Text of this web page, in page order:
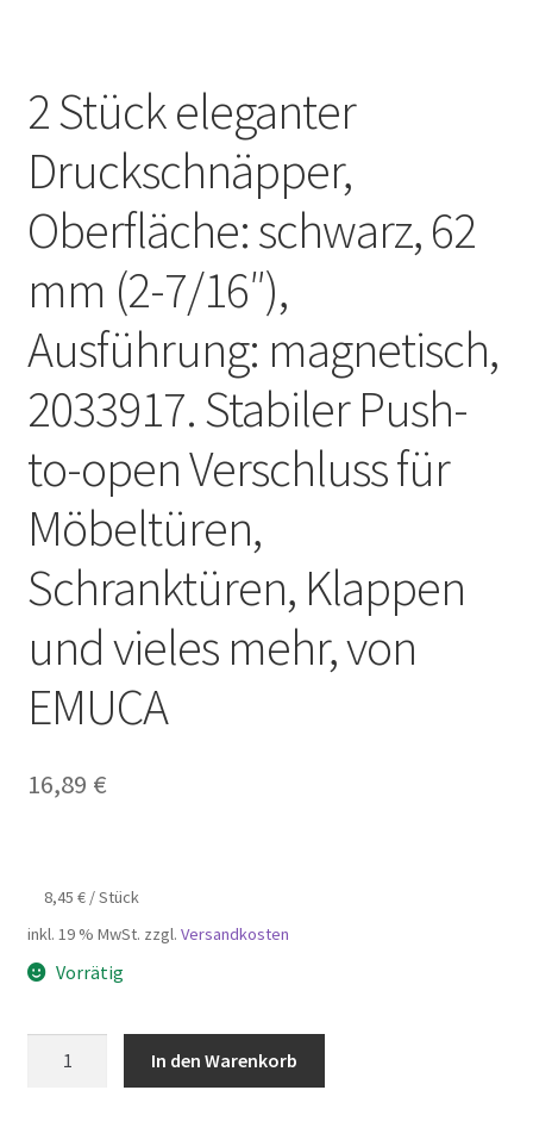
2 Stück eleganter
Druckschnäpper,
Oberfläche: schwarz, 62
mm (2-7/16″),
Ausführung: magnetisch,
2033917. Stabiler Push-
to-open Verschluss für
Möbeltüren,
Schranktüren, Klappen
und vieles mehr, von
EMUCA
16,89 €
8,45€ /Stück
inkl. 19 % MwSt. zzgl. Versandkosten
Vorrätig
In den Warenkorb